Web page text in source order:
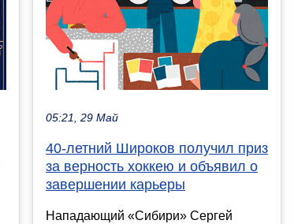
05:21, 29 Май
40-летний Широков получил приз
за верность хоккею и объявил о
завершении карьеры
Нападающий «Сибири» Сергей